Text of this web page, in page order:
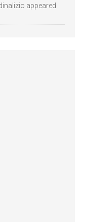
appeared